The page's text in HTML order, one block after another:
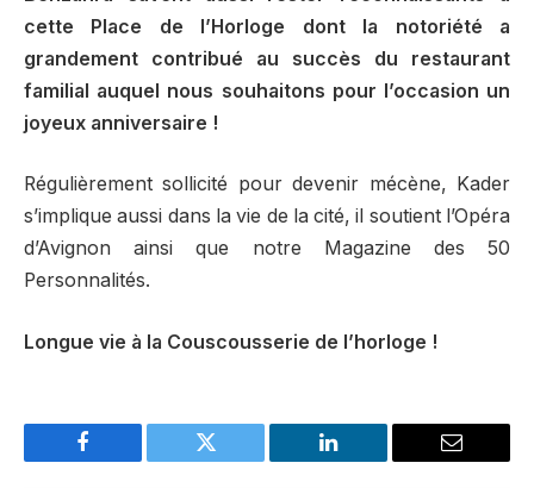
cette Place de l’Horloge dont la notoriété a
grandement contribué au succès du restaurant
familial auquel nous souhaitons pour l’occasion un
joyeux anniversaire !
Régulièrement sollicité pour devenir mécène, Kader
s’implique aussi dans la vie de la cité, il soutient l’Opéra
d’Avignon ainsi que notre Magazine des 50
Personnalités.
Longue vie à la Couscousserie de l’horloge !
Facebook Twitter LinkedIn Email